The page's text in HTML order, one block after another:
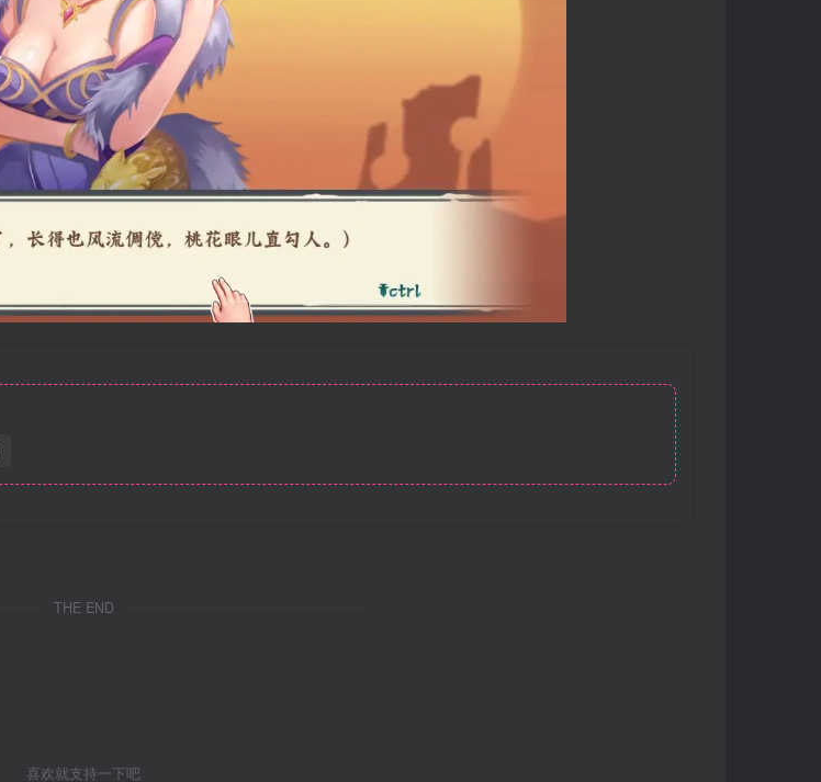
THE END
喜欢就支持一下吧